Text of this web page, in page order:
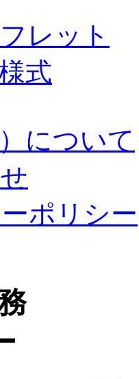
レット
式
について
ポリシー